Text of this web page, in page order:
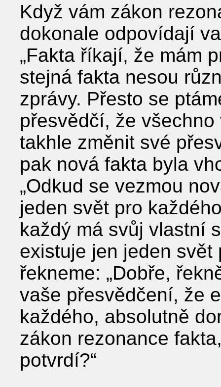
Když vám zákon
dokonale odpovídají
„Fakta říkají, že mám
stejná fakta nesou
zprávy. Přesto se
přesvědčí, že
takhle změnit své
pak nová fakta byla
„Odkud se vezmou
jeden svět pro
každý má svůj vlastní
existuje jen jeden svět
řekneme: „Dobře,
vaše přesvědčení, že
každého, absolutně
zákon rezonance
potvrdí?“